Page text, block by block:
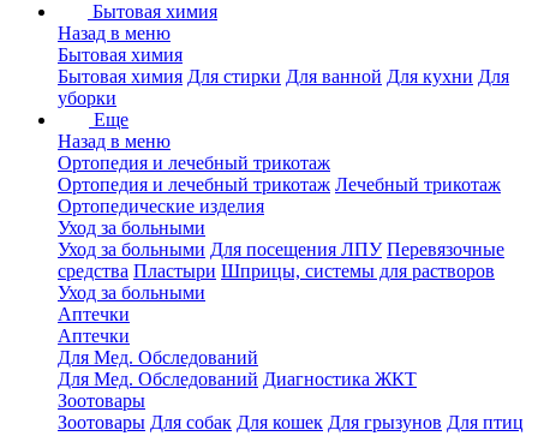
Бытовая химия
Назад в меню
Бытовая химия
Бытовая химия Для стирки Для ванной Для кухни Для
уборки
Еще
Назад в меню
Ортопедия и лечебный трикотаж
Ортопедия и лечебный трикотаж Лечебный трикотаж
Ортопедические изделия
Уход за больными
Уход за больными Для посещения ЛПУ Перевязочные
средства Пластыри Шприцы, системы для растворов
Уход за больными
Аптечки
Аптечки
Для Мед. Обследований
Для Мед. Обследований Диагностика ЖКТ
Зоотовары
Зоотовары Для собак Для кошек Для грызунов Для птиц